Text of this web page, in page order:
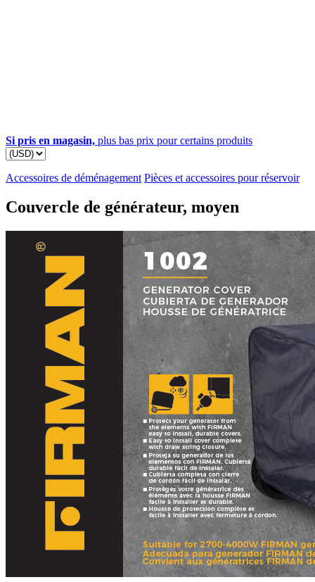
Si pris en magasin, plus bas prix pour certains produits
Accessoires de déménagement Pièces et accessoires pour réservoir
Couvercle de générateur, moyen